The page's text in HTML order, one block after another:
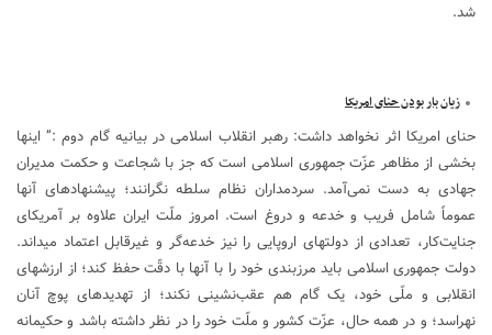
شد.
زیان بار بودن حنای امریکا
حنای امریکا اثر نخواهد داشت: رهبر انقلاب اسلامی در بیانیه گام دوم :” اینها
بخشی از مظاهر عزّت جمهوری اسلامی است که جز با شجاعت و حکمت مدیران
جهادی به دست نمی‌آمد. سردمداران نظام سلطه نگرانند؛ پیشنهادهای آنها
عموماً شامل فریب و خدعه و دروغ است. امروز ملّت ایران علاوه‌ بر آمریکای
جنایت‌کار، تعدادی از دولتهای اروپایی را نیز خدعه‌گر و غیرقابل اعتماد میداند.
دولت جمهوری اسلامی باید مرزبندی خود را با آنها با دقّت حفظ کند؛ از ارزشهای
انقلابی و ملّی خود، یک گام هم عقب‌نشینی نکند؛ از تهدیدهای پوچ آنان
نهراسد؛ و در همه حال، عزّت کشور و ملّت خود را در نظر داشته باشد و حکیمانه